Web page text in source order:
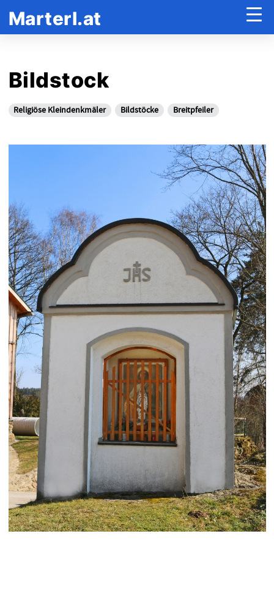
Marterl.at
Bildstock
Religiöse Kleindenkmäler Bildstöcke Breitpfeiler